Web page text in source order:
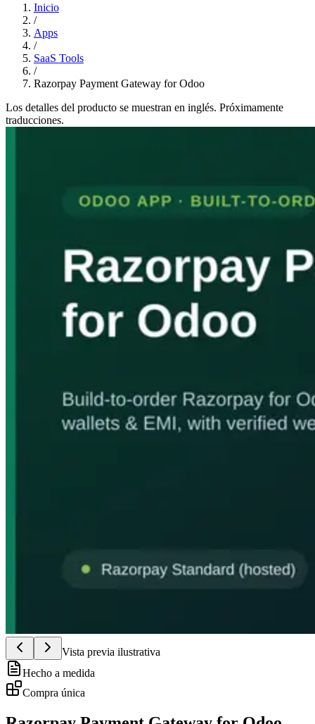
Inicio
/
Apps
/
SaaS Tools
/
Razorpay Payment Gateway for Odoo
Los detalles del producto se muestran en inglés. Próximamente
traducciones.
Vista previa ilustrativa
Hecho a medida
Compra única